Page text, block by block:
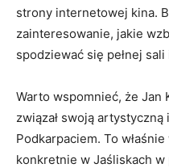
strony internetowej kina.
zainteresowanie, jakie
spodziewać się pełnej
Warto wspomnieć, że Jan
związał swoją
Podkarpaciem. To
konkretnie w Jaśliskach